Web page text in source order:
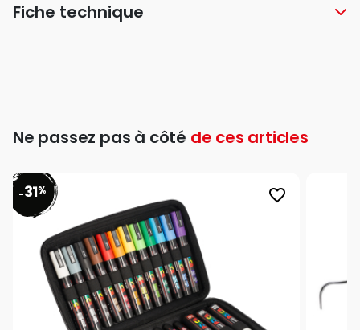
Fiche technique
Ne passez pas à côté de ces articles
favorite_border
-31%